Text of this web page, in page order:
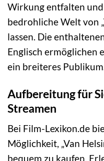
Wirkung entfalten
bedrohliche Welt von
lassen. Die
Englisch ermöglichen
ein breiteres
Aufbereitung für
Streamen
Bei Film-Lexikon.de
Möglichkeit, „Van
bequem zu kaufen.